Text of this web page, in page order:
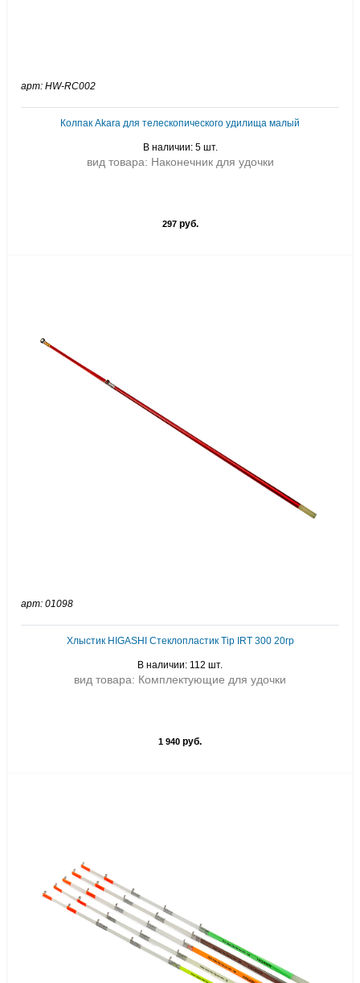
арт: HW-RC002
Колпак Akara для телескопического удилища малый
В наличии: 5 шт.
вид товара: Наконечник для удочки
297руб.
арт: 01098
Хлыстик HIGASHI Стеклопластик Tip IRT 300 20гр
В наличии: 112 шт.
вид товара: Комплектующие для удочки
1 940 руб.